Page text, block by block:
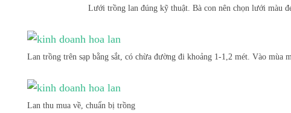
Lưới trồng lan đúng kỹ thuật. Bà con nên chọn lưới màu
Lan trồng trên sạp bằng sắt, có chừa đường đi khoảng 1-1,2 mét. Vào
Lan thu mua về, chuẩn bị trồng